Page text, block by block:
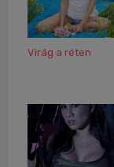
Virág a réten